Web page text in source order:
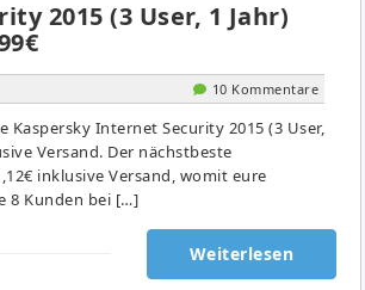
2015 (3 User, 1 Jahr)
10 Kommentare
Kaspersky Internet Security 2015 (3 User,
Versand. Der nächstbeste
inklusive Versand, womit eure
8 Kunden bei […]
Weiterlesen